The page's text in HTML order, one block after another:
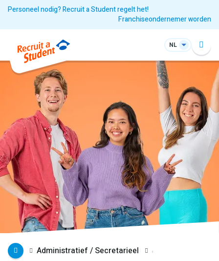
Personeel nodig? Recruit a Student regelt het!
Franchiseondernemer worden
NL
Administratief / Secretarieel